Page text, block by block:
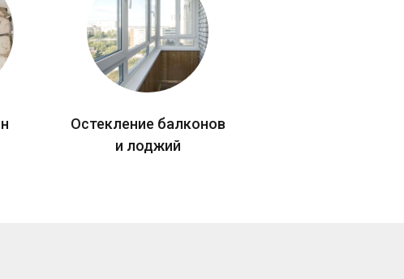
Остекление балконов
и лоджий